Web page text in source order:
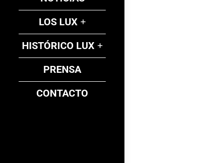
LOS LUX
HISTÓRICO LUX
PRENSA
CONTACTO